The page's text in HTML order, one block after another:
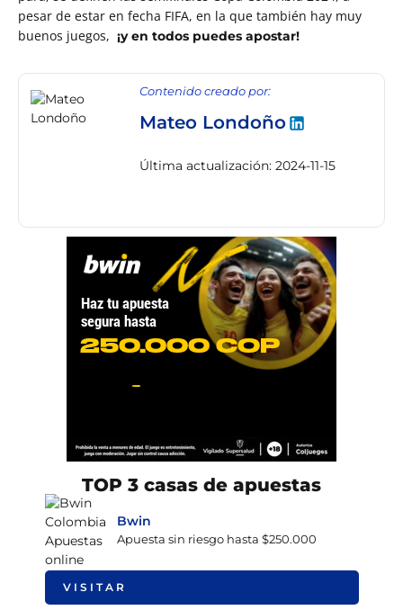
pesar de estar en fecha FIFA, en la que también hay muy
buenos juegos, ¡y en todos puedes apostar!
Contenido creado por:
Mateo Londoño
Última actualización: 2024-11-15
TOP 3 casas de apuestas
Bwin
Apuesta sin riesgo hasta $250.000
VISITAR